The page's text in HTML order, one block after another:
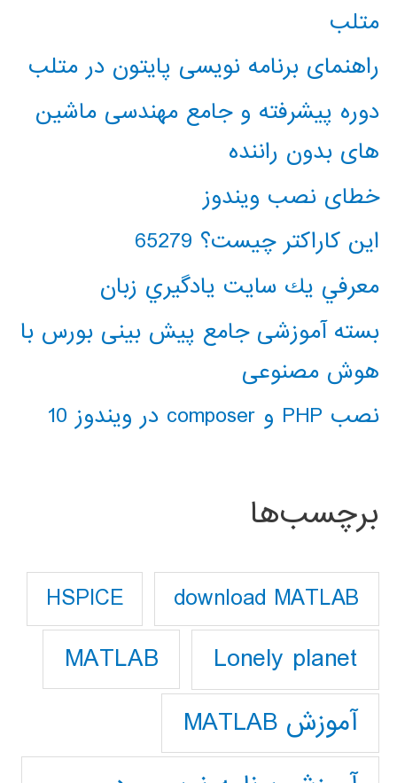
متلب
راهنمای برنامه نویسی پایتون در متلب
دوره پیشرفته و جامع مهندسی ماشین
های بدون راننده
خطای نصب ویندوز
این کاراکتر چیست؟ 65279
معرفي يك سايت يادگيري زبان
بسته آموزشی جامع پیش بینی بورس با
هوش مصنوعی
نصب PHP و composer در ویندوز 10
برچسب‌ها
download MATLAB
HSPICE
Lonely planet
MATLAB
آموزش MATLAB